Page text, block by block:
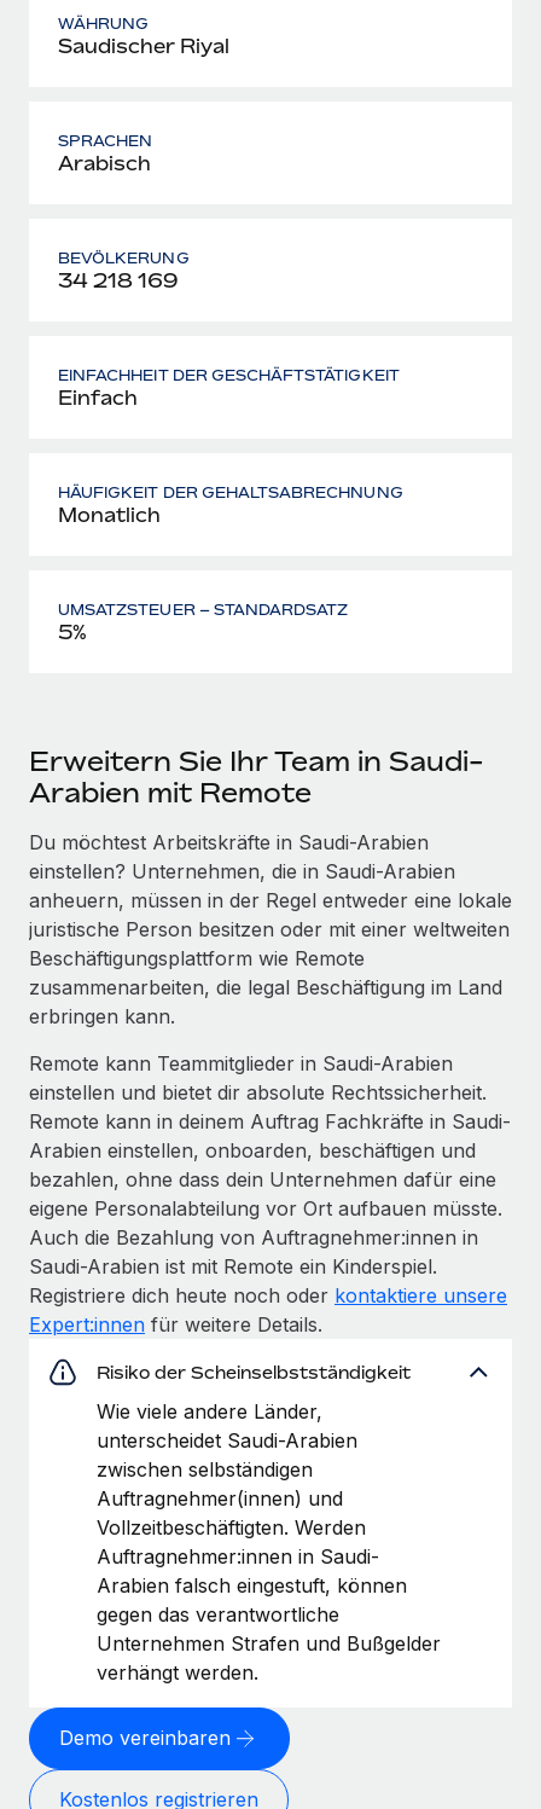
WÄHRUNG
Saudischer Riyal
SPRACHEN
Arabisch
BEVÖLKERUNG
34 218 169
EINFACHHEIT DER GESCHÄFTSTÄTIGKEIT
Einfach
HÄUFIGKEIT DER GEHALTSABRECHNUNG
Monatlich
UMSATZSTEUER – STANDARDSATZ
5%
Erweitern Sie Ihr Team in Saudi-
Arabien mit Remote
Du möchtest Arbeitskräfte in Saudi-Arabien
einstellen? Unternehmen, die in Saudi-Arabien
anheuern, müssen in der Regel entweder eine lokale
juristische Person besitzen oder mit einer weltweiten
Beschäftigungsplattform wie Remote
zusammenarbeiten, die legal Beschäftigung im Land
erbringen kann.
Remote kann Teammitglieder in Saudi-Arabien
einstellen und bietet dir absolute Rechtssicherheit.
Remote kann in deinem Auftrag Fachkräfte in Saudi-
Arabien einstellen, onboarden, beschäftigen und
bezahlen, ohne dass dein Unternehmen dafür eine
eigene Personalabteilung vor Ort aufbauen müsste.
Auch die Bezahlung von Auftragnehmer:innen in
Saudi-Arabien ist mit Remote ein Kinderspiel.
Registriere dich heute noch oder kontaktiere unsere
Expert:innen für weitere Details.
Risiko der Scheinselbstständigkeit
Wie viele andere Länder,
unterscheidet Saudi-Arabien
zwischen selbständigen
Auftragnehmer(innen) und
Vollzeitbeschäftigten. Werden
Auftragnehmer:innen in Saudi-
Arabien falsch eingestuft, können
gegen das verantwortliche
Unternehmen Strafen und Bußgelder
verhängt werden.
Demo vereinbaren
Kostenlos registrieren